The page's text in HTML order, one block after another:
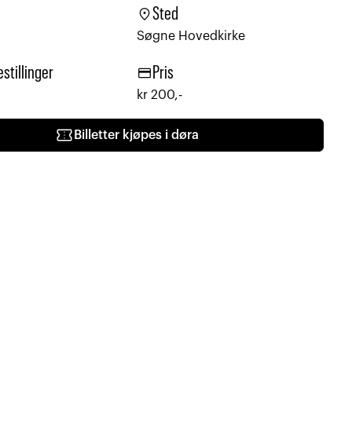
location_onSted
Søgne Hovedkirke
credit_card Pris
kr 200,-
confirmation_number Billetter kjøpes i døra